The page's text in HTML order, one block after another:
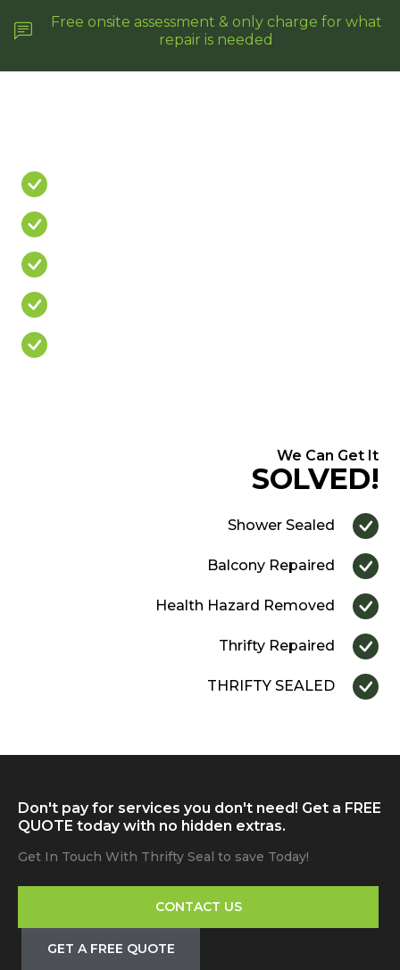
Free onsite assessment & only charge for what
repair is needed
We Can Get It
SOLVED!
Shower Sealed
Balcony Repaired
Health Hazard Removed
Thrifty Repaired
THRIFTY SEALED
Don't pay for services you don't need! Get a FREE
QUOTE today with no hidden extras.
Get In Touch With Thrifty Seal to save Today!
CONTACT US
GET A FREE QUOTE